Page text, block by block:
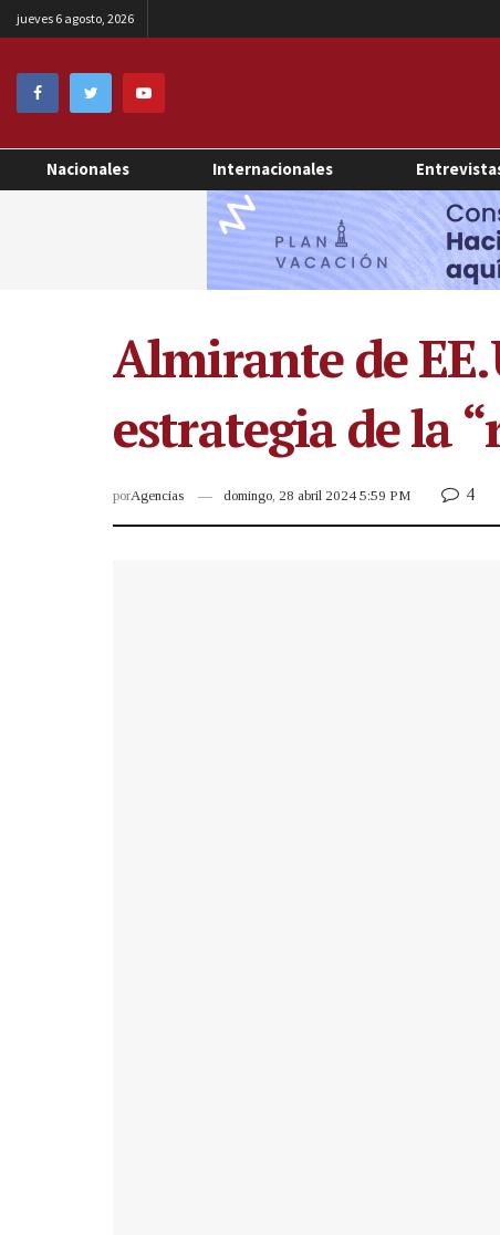
jueves 6 agosto, 2026
Nacionales Internacionales
Almirante de
estrategia de la
porAgencias domingo, 28 abril 2024 5:59 PM 4